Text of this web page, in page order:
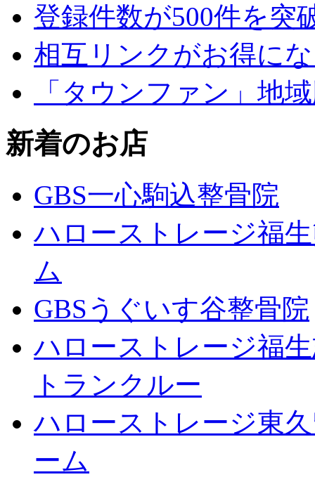
登録件数が500件を突
相互リンクがお得に
「タウンファン」地
新着のお店
GBS一心駒込整骨院
ハローストレージ福
ム
GBSうぐいす谷整骨院
ハローストレージ福
トランクルー
ハローストレージ東
ーム